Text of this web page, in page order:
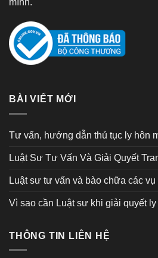
BÀI VIẾT MỚI
Tư vấn, hướng dẫn thủ tục ly hôn
Luật Sư Tư Vấn Và Giải Quyết
Luật sư tư vấn và bào chữa các
Vì sao cần Luật sư khi giải quyết ly
THÔNG TIN LIÊN HỆ